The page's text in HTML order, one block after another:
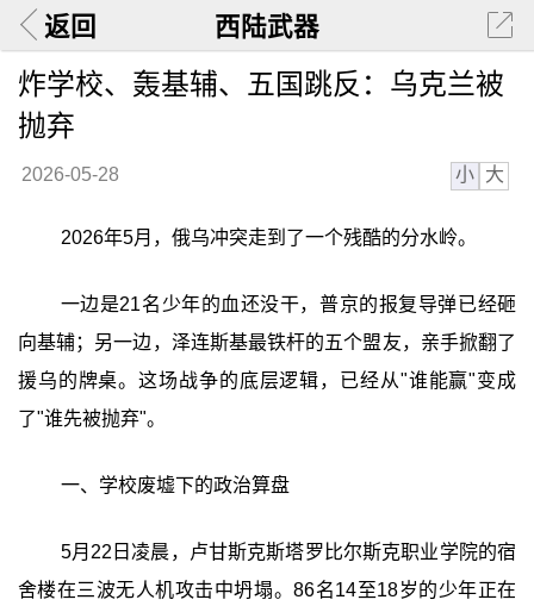
返回 西陆武器
炸学校、轰基辅、五国跳反：乌克兰被
抛弃
2026-05-28 小 大
2026年5月，俄乌冲突走到了一个残酷的分水岭。
一边是21名少年的血还没干，普京的报复导弹已经砸
向基辅；另一边，泽连斯基最铁杆的五个盟友，亲手掀翻了
援乌的牌桌。这场战争的底层逻辑，已经从"谁能赢"变成
了"谁先被抛弃"。
一、学校废墟下的政治算盘
5月22日凌晨，卢甘斯克斯塔罗比尔斯克职业学院的宿
舍楼在三波无人机攻击中坍塌。86名14至18岁的少年正在